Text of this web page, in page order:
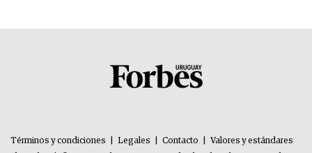
Términos y condiciones Legales Contacto
Valores y estándares